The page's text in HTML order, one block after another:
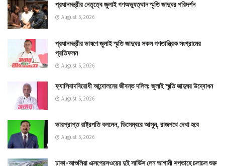
প্রধানমন্ত্রীর নেতৃত্বে জুলাই গণঅভ্যুত্থান স্মৃতি জাদুঘর পরিদর্শন
August 5, 2026
প্রধানমন্ত্রীর ভাষণে জুলাই স্মৃতি জাদুঘর সকল গণতান্ত্রিক সংগ্রামের
প্রতিফলন
August 5, 2026
ফ্যাসিবাদবিরোধী আন্দোলনের জীবন্ত দলিল: জুলাই স্মৃতি জাদুঘর উদ্বোধন
August 5, 2026
ভারপ্রাপ্ত রাষ্ট্রপতি বললেন, ডিসেম্বরে আসুন, রাজপথে দেখা হবে
August 5, 2026
ঢাকা-আশুলিয়া এক্সপ্রেসওয়ের দুই সার্ভিস লেন আগামী সপ্তাহে চলাচল শুরু